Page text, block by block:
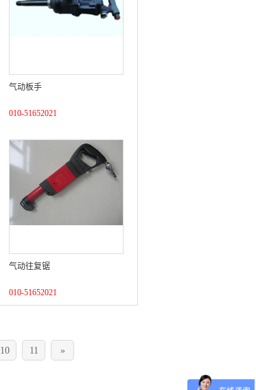
气动板手
010-51652021
气动往复锯
010-51652021
10 11 »